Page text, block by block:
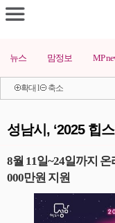
뉴스 맘정보 MP
확대 l 축소
성남시, ‘2025 힙
8월 11일~24일까지
000만원 지원